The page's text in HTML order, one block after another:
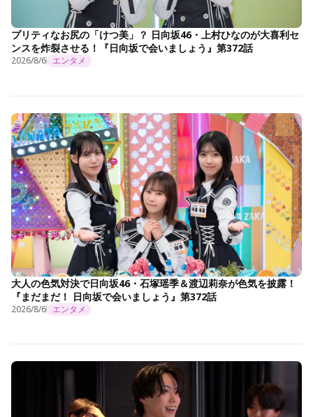
プリティなお尻の「けつ美」？ 日向坂46・上村ひなのが大喜利セ
ンスを炸裂させる！『日向坂で会いましょう』第372話
2026/8/6 エンタメ
大人の色気対決で日向坂46・石塚瑶季＆渡辺莉奈が色気を披露！
『まだまだ！ 日向坂で会いましょう』第372話
2026/8/6 エンタメ